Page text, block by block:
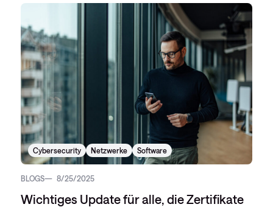
Cybersecurity Netzwerke Software
BLOGS 8/25/2025
Wichtiges Update für alle, die Zertifikate